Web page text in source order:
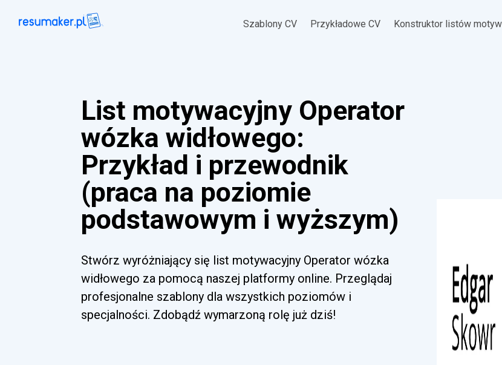
Szablony CV Przykładowe CV Konstruktor listów
List motywacyjny Operator
wózka widłowego:
Przykład i przewodnik
(praca na poziomie
podstawowym i wyższym)
Stwórz wyróżniający się list motywacyjny Operator wózka
widłowego za pomocą naszej platformy online. Przeglądaj
profesjonalne szablony dla wszystkich poziomów i
specjalności. Zdobądź wymarzoną rolę już dziś!